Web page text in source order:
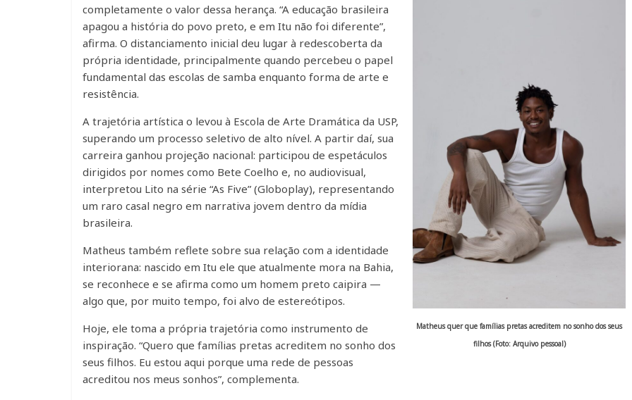
Matheus quer que famílias pretas acreditem no sonho dos seus
filhos (Foto: Arquivo pessoal)
completamente o valor dessa herança. “A educação brasileira
apagou a história do povo preto, e em Itu não foi diferente”,
afirma. O distanciamento inicial deu lugar à redescoberta da
própria identidade, principalmente quando percebeu o papel
fundamental das escolas de samba enquanto forma de arte e
resistência.
A trajetória artística o levou à Escola de Arte Dramática da USP,
superando um processo seletivo de alto nível. A partir daí, sua
carreira ganhou projeção nacional: participou de espetáculos
dirigidos por nomes como Bete Coelho e, no audiovisual,
interpretou Lito na série “As Five” (Globoplay), representando
um raro casal negro em narrativa jovem dentro da mídia
brasileira.
Matheus também reflete sobre sua relação com a identidade
interiorana: nascido em Itu ele que atualmente mora na Bahia,
se reconhece e se afirma como um homem preto caipira —
algo que, por muito tempo, foi alvo de estereótipos.
Hoje, ele toma a própria trajetória como instrumento de
inspiração. “Quero que famílias pretas acreditem no sonho dos
seus filhos. Eu estou aqui porque uma rede de pessoas
acreditou nos meus sonhos”, complementa.